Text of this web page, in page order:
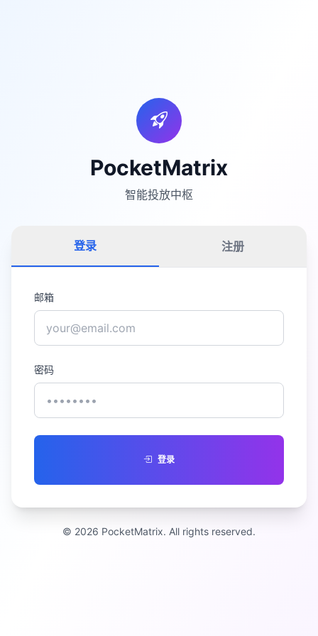
PocketMatrix
智能投放中枢
登录 注册
邮箱
密码
登录
© 2026 PocketMatrix. All rights reserved.